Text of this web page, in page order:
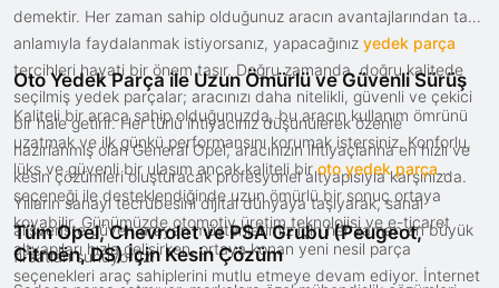
demektir. Her zaman sahip olduğunuz aracın avantajlarından tam
anlamıyla faydalanmak istiyorsanız, yapacağınız yedek parça
tercihleri hayati bir önem taşır. Doğru zamanda, doğru kalitede
seçilmiş yedek parçalar; aracınızı daha nitelikli, güvenli ve çekici
bir hale getirir. Her türlü ihtiyacınız düşünülerek özenle
hazırlanmış olan General Opel, aracınızın ihtiyaçlarına en hızlı ve
kesin çözümleri oluşturacak profesyonel altyapısıyla karşınızda.
Yılların sanayi tecrübesini dijital dünyaya taşıyarak, sanal
alışverişte güven arayan müşterilerimiz için her zaman en büyük
fırsatları sunuyoruz.
Oto Yedek Parça ile Uzun Ömürlü ve Güvenli Sürüş
Kaliteli bir araca sahip olduğunuzda, bu aracın kullanım ömrünü
uzatmak ve ilk günkü performansını korumak istersiniz. Konforlu,
lüks ve güvenli bir ulaşım ancak kaliteli biroto yedek parça
seçeneği ile desteklendiğinde uzun ömürlü bir sonuç ortaya
koyabilir. Günümüzde otomotiv üretim teknolojisi ve e-ticaret
altyapıları hızla gelişirken, ortaya konan yeni nesil parça
seçenekleri araç sahiplerini mutlu etmeye devam ediyor. İnternet
Tüm Opel, Chevrolet ve PSA Grubu (Peugeot,
Citroën, DS) İçin Kesin Çözüm